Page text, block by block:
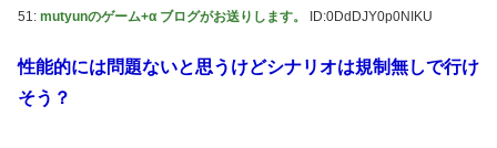
51: mutyunのゲーム+α ブログがお送りします。 ID:0DdDJY0p0NIKU
性能的には問題ないと思うけどシナリオは規制無しで行け
そう？